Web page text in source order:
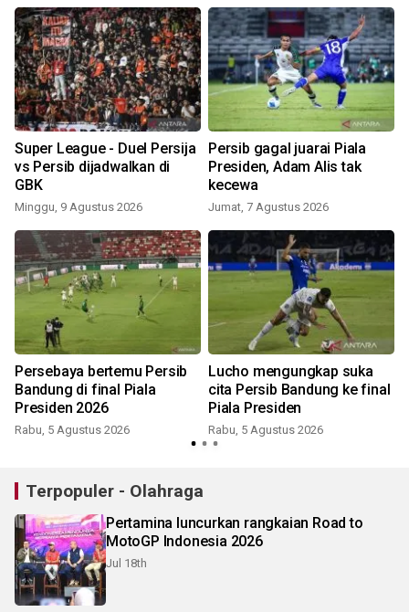
Super League - Duel Persija
vs Persib dijadwalkan di
GBK
Minggu, 9 Agustus 2026
Persib gagal juarai Piala
Presiden, Adam Alis tak
kecewa
Jumat, 7 Agustus 2026
Persebaya bertemu Persib
Bandung di final Piala
Presiden 2026
Rabu, 5 Agustus 2026
Lucho mengungkap suka
cita Persib Bandung ke final
Piala Presiden
Rabu, 5 Agustus 2026
Terpopuler - Olahraga
Pertamina luncurkan rangkaian Road to
MotoGP Indonesia 2026
Jul 18th